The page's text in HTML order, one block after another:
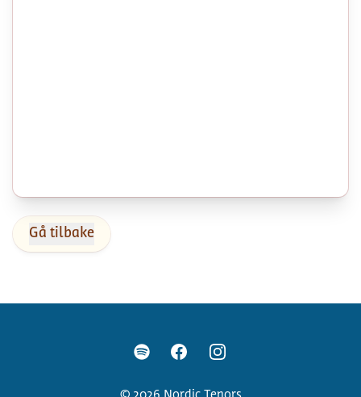
Gå tilbake
SpotifyFacebookInstagram